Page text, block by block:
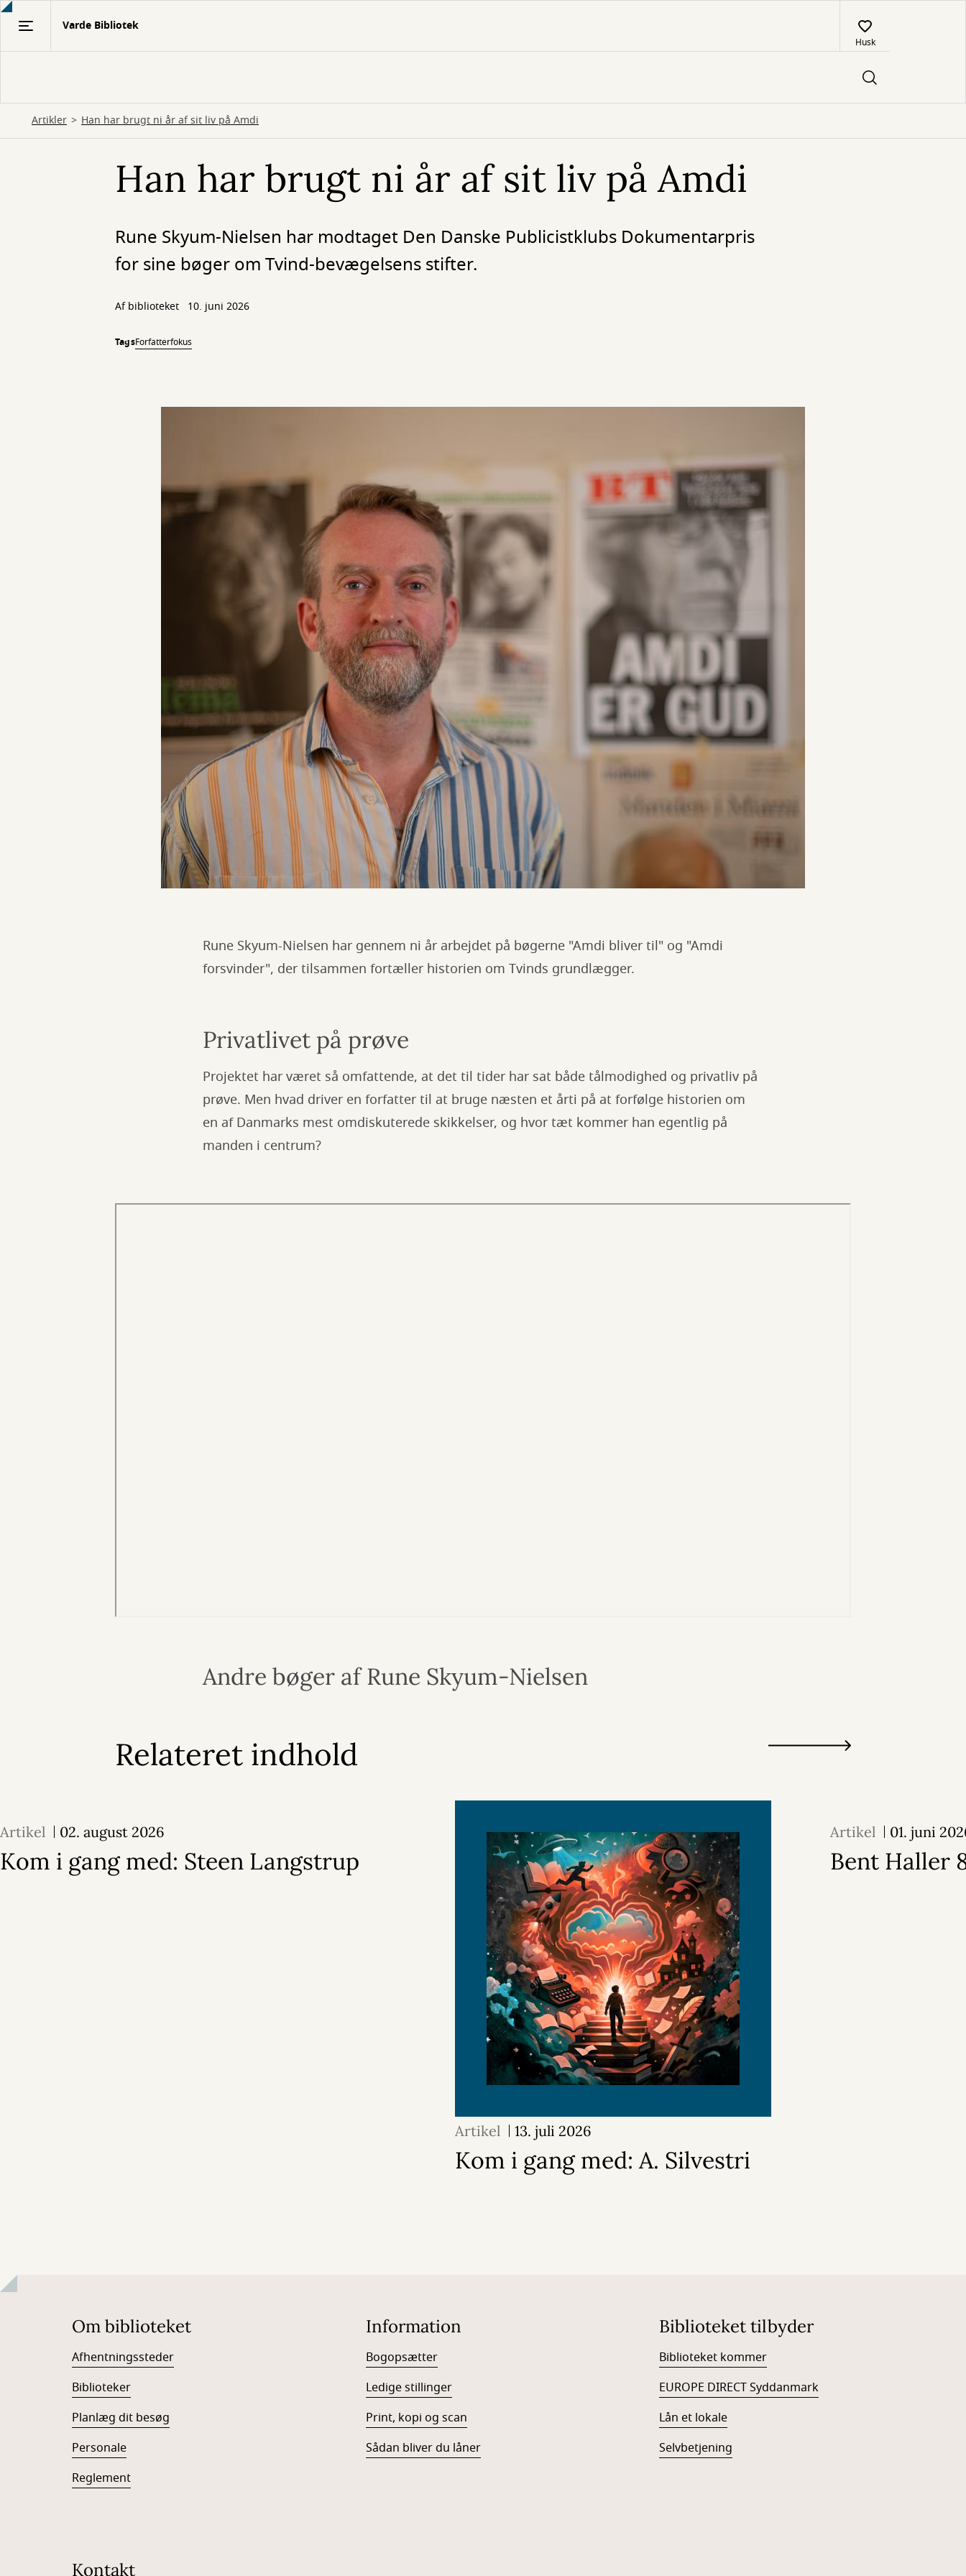
Gå
Varde Bibliotek
Husk
Artikler Han har brugt ni år af sit liv på Amdi
Han har brugt ni år af sit liv på Amdi
Rune Skyum-Nielsen har modtaget Den Danske Publicistklubs Dokumentarpris
for sine bøger om Tvind-bevægelsens stifter.
Af biblioteket 10. juni 2026
TagsForfatterfokus
Rune Skyum-Nielsen har gennem ni år arbejdet på bøgerne "Amdi bliver til" og "Amdi
forsvinder", der tilsammen fortæller historien om Tvinds grundlægger.
Privatlivet på prøve
Projektet har været så omfattende, at det til tider har sat både tålmodighed og privatliv på
prøve. Men hvad driver en forfatter til at bruge næsten et årti på at forfølge historien om
en af Danmarks mest omdiskuterede skikkelser, og hvor tæt kommer han egentlig på
manden i centrum?
Andre bøger af Rune Skyum-Nielsen
Relateret indhold
Artikel 02. august 2026
Kom i gang med: Steen Langstrup
Artikel 13. juli 2026
Kom i gang med: A. Silvestri
Artikel 01. juni
Bent Haller
Om biblioteket
Afhentningssteder
Biblioteker
Planlæg dit besøg
Personale
Reglement
Information
Bogopsætter
Ledige stillinger
Print, kopi og scan
Sådan bliver du låner
Biblioteket tilbyder
Biblioteket kommer
EUROPE DIRECT Syddanmark
Lån et lokale
Selvbetjening
Kontakt